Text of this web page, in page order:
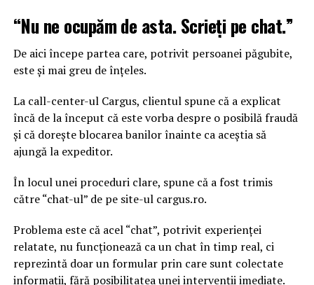
“Nu ne ocupăm de asta. Scrieți pe chat.”
De aici începe partea care, potrivit persoanei păgubite,
este și mai greu de înțeles.
La call-center-ul Cargus, clientul spune că a explicat
încă de la început că este vorba despre o posibilă fraudă
și că dorește blocarea banilor înainte ca aceștia să
ajungă la expeditor.
În locul unei proceduri clare, spune că a fost trimis
către “chat-ul” de pe site-ul cargus.ro.
Problema este că acel “chat”, potrivit experienței
relatate, nu funcționează ca un chat în timp real, ci
reprezintă doar un formular prin care sunt colectate
informații, fără posibilitatea unei intervenții imediate.